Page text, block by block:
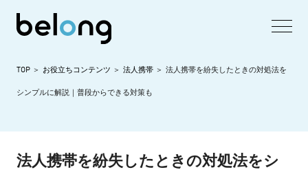
TOP お役立ちコンテンツ 法人携帯 法人携帯を紛失したときの対処法を
シンプルに解説｜普段からできる対策も
法人携帯を紛失したときの対処法をシ